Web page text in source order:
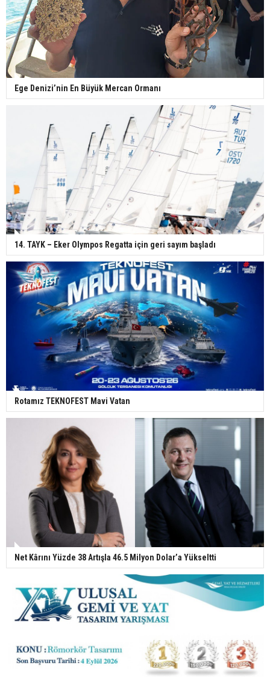
Ege Denizi’nin En Büyük Mercan Ormanı
14. TAYK – Eker Olympos Regatta için geri sayım başladı
Rotamız TEKNOFEST Mavi Vatan
Net Kârını Yüzde 38 Artışla 46.5 Milyon Dolar’a Yükseltti